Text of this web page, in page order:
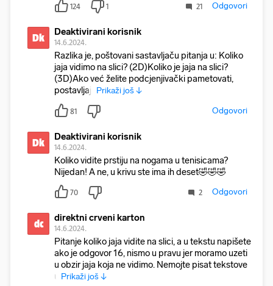
124 1 21 Odgovori
Dk Deaktivirani korisnik
14.6.2024.
Razlika je, poštovani sastavljaču pitanja u: Koliko
jaja vidimo na slici? (2D)Koliko je jaja na slici?
(3D)Ako već želite podcjenjivački pametovati,
postavljajt Prikaži još ↓
81 Odgovori
Dk Deaktivirani korisnik
14.6.2024.
Koliko vidite prstiju na nogama u tenisicama?
Nijedan! A ne, u krivu ste ima ih deset🤣🤣🤣
70 2 Odgovori
dc direktni crveni karton
14.6.2024.
Pitanje koliko jaja vidite na slici, a u tekstu napišete
ako je odgovor 16, nismo u pravu jer moramo uzeti
u obzir jaja koja ne vidimo. Nemojte pisat tekstove
u Prikaži još ↓